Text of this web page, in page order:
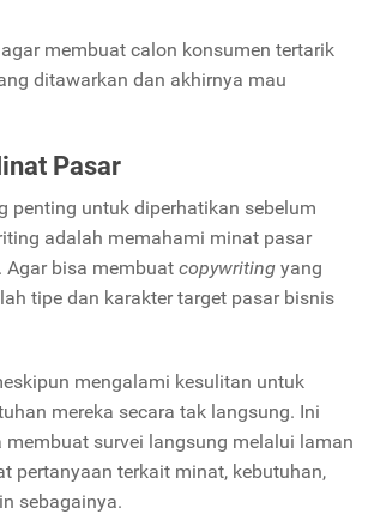
membuat calon konsumen tertarik
ditawarkan dan akhirnya mau
Pasar
penting untuk diperhatikan sebelum
adalah memahami minat pasar
Agar bisa membuat copywriting yang
tipe dan karakter target pasar bisnis
mengalami kesulitan untuk
mereka secara tak langsung. Ini
membuat survei langsung melalui laman
pertanyaan terkait minat, kebutuhan,
sebagainya.